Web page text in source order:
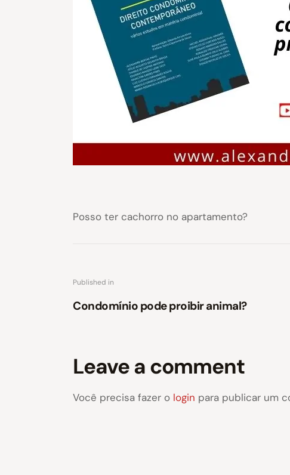
Posso ter cachorro no apartamento?
Published in
Condomínio pode proibir animal?
Leave a comment
Você precisa fazer o login para publicar um